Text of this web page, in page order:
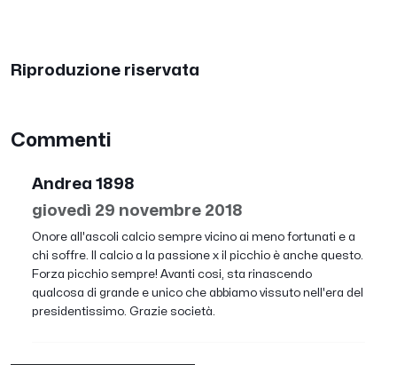
Riproduzione riservata
Commenti
Andrea 1898
giovedì 29 novembre 2018
Onore all'ascoli calcio sempre vicino ai meno fortunati e a
chi soffre. Il calcio a la passione x il picchio è anche questo.
Forza picchio sempre! Avanti cosi, sta rinascendo
qualcosa di grande e unico che abbiamo vissuto nell'era del
presidentissimo. Grazie società.